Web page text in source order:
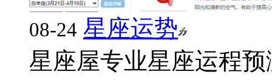
08-24 星座运势
星座屋专业星座运程